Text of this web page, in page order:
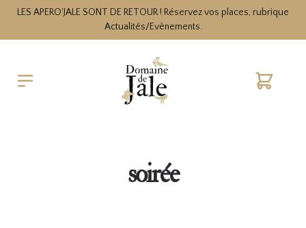
LES APERO'JALE SONT DE RETOUR ! Réservez vos places, rubrique
Actualités/Evènements.
Cart
soirée